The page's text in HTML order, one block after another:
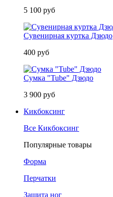
5 100 руб
Сувенирная куртка Дзюдо
400 руб
Сумка "Tube" Дзюдо
3 900 руб
Кикбоксинг
Все Кикбоксинг
Популярные товары
Форма
Перчатки
Защита ног